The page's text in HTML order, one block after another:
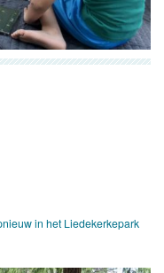
in het Liedekerkepark